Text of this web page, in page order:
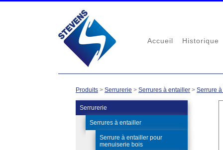
Accueil Historique
Produits > Serrurerie > Serrures à entailler > Serrure
Serrurerie
Serrures à entailler
Serrure à entailler pour
menuiserie bois